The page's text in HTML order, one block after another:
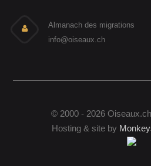
Almanach des migrations
info@oiseaux.ch
© 2000 - 2026 Oiseaux.ch
Hosting & site by